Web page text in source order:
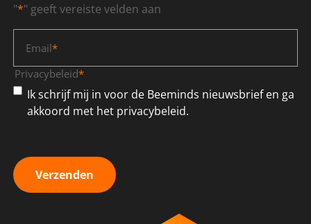
"*" geeft vereiste velden aan
Email*
Privacybeleid*
Ik schrijf mij in voor de Beeminds nieuwsbrief en ga
akkoord met het privacybeleid.
Verzenden